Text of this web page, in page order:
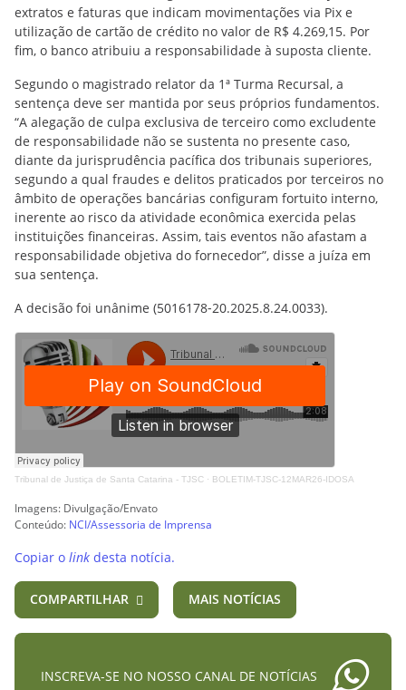
extratos e faturas que indicam movimentações via Pix e
utilização de cartão de crédito no valor de R$ 4.269,15. Por
fim, o banco atribuiu a responsabilidade à suposta cliente.
Segundo o magistrado relator da 1ª Turma Recursal, a
sentença deve ser mantida por seus próprios fundamentos.
“A alegação de culpa exclusiva de terceiro como excludente
de responsabilidade não se sustenta no presente caso,
diante da jurisprudência pacífica dos tribunais superiores,
segundo a qual fraudes e delitos praticados por terceiros no
âmbito de operações bancárias configuram fortuito interno,
inerente ao risco da atividade econômica exercida pelas
instituições financeiras. Assim, tais eventos não afastam a
responsabilidade objetiva do fornecedor”, disse a juíza em
sua sentença.
A decisão foi unânime (5016178‑20.2025.8.24.0033).
Tribunal de Justiça de Santa Catarina - TJSC · BOLETIM-TJSC-12MAR26-IDOSA
Imagens: Divulgação/Envato
Conteúdo: NCI/Assessoria de Imprensa
Copiar o link desta notícia.
COMPARTILHAR MAIS NOTÍCIAS
INSCREVA-SE NO NOSSO CANAL DE NOTÍCIAS